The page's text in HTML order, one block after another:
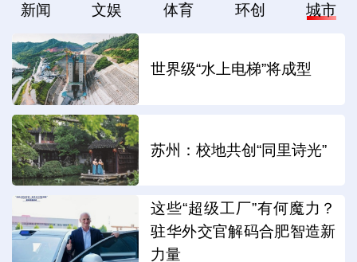
新闻 文娱 体育 环创 城市
世界级“水上电梯”将成型
苏州：校地共创“同里诗光”
这些“超级工厂”有何魔力？
驻华外交官解码合肥智造新
力量